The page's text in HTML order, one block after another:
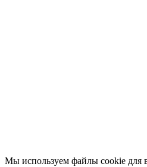
Мы используем файлы cookie для